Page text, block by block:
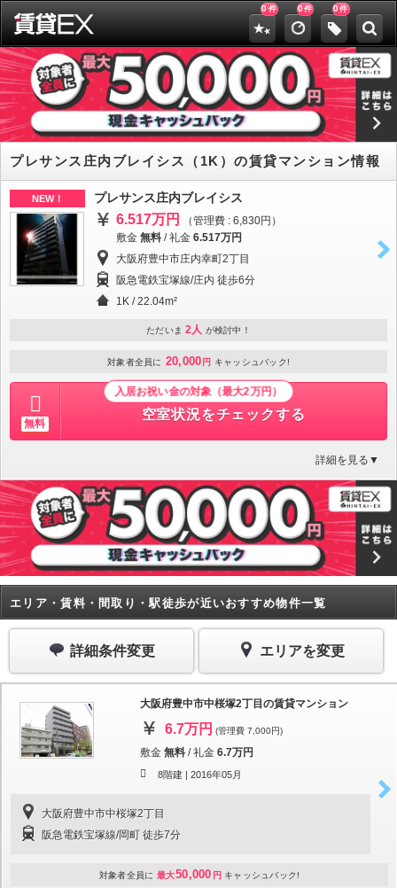
0 件 0件 0件
プレサンス庄内ブレイシス（1K）の賃貸マンション情報
NEW！ プレサンス庄内ブレイシス
6.517万円
（管理費 : 6,830円）
敷金 無料 /礼金 6.517万円
大阪府豊中市庄内幸町2丁目
阪急電鉄宝塚線/庄内 徒歩6分
1K / 22.04m²
ただいま 2人 が検討中！
対象者全員に 20,000 円 キャッシュバック!
無料
入居お祝い金の対象（最大2万円）
空室状況をチェックする
詳細を見る▼
エリア・賃料・間取り・駅徒歩が近いおすすめ物件一覧
詳細条件変更 エリアを変更
大阪府豊中市中桜塚2丁目の賃貸マンション
6.7万円 (管理費 7,000円)
敷金 無料 /礼金 6.7万円
8階建 | 2016年05月
大阪府豊中市中桜塚2丁目
阪急電鉄宝塚線/岡町 徒歩7分
対象者全員に 最大50,000 円 キャッシュバック!